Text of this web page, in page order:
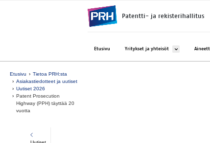
Patentti- ja rekisterihallitus
Etusivu Yritykset ja yhteisöt Avaa alavalikko
Etusivu
Tietoa PRH:sta
Asiakastiedotteet ja uutiset
Uutiset 2026
Pa­tent Pro­secu­tion
Highway (PPH) täyt­tää 20
vuot­ta